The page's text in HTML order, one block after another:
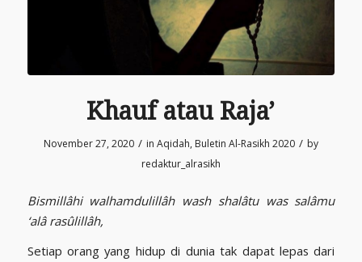
Khauf atau Raja’
November 27, 2020 / in Aqidah, Buletin Al-Rasikh 2020 / by
redaktur_alrasikh
Bismillâhi walhamdulillâh wash shalâtu was salâmu
‘alâ rasûlillâh,
Setiap orang yang hidup di dunia tak dapat lepas dari